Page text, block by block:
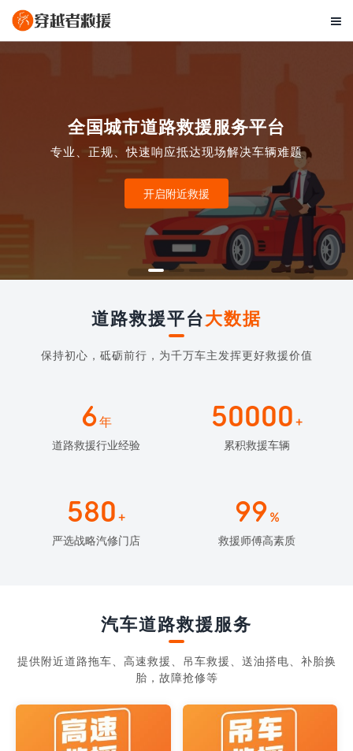

全国城市道路救援服务平台
专业、正规、快速响应抵达现场解决车辆难题
开启附近救援
道路救援平台大数据
保持初心，砥砺前行，为千万车主发挥更好救援价值
6年
道路救援行业经验
50000 +
累积救援车辆
580 +
严选战略汽修门店
99 %
救援师傅高素质
汽车道路救援服务
提供附近道路拖车、高速救援、吊车救援、送油搭电、补胎换
胎，故障抢修等